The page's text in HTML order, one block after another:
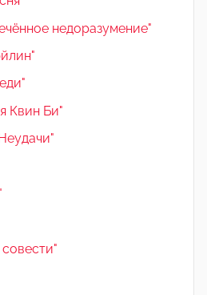
недоразумение"
Квин Би"